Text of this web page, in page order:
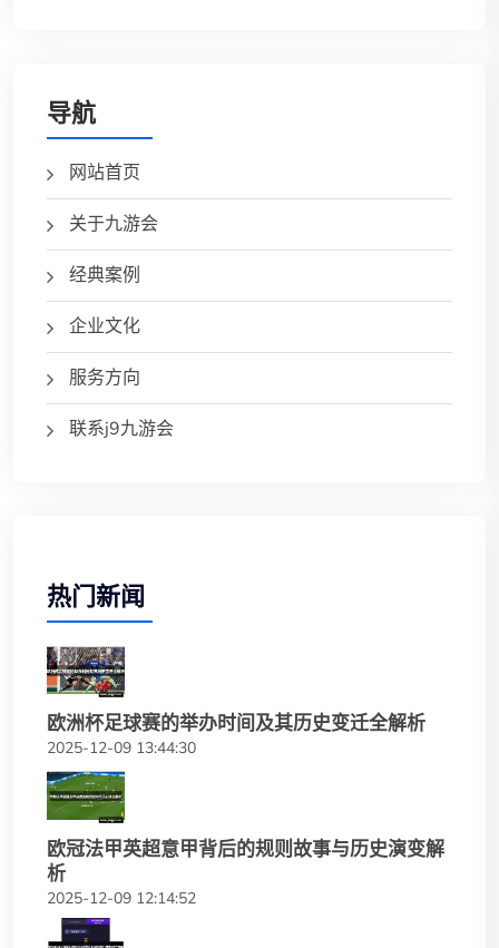
导航
网站首页
关于九游会
经典案例
企业文化
服务方向
联系j9九游会
热门新闻
欧洲杯足球赛的举办时间及其历史变迁全解析
2025-12-09 13:44:30
欧冠法甲英超意甲背后的规则故事与历史演变解
析
2025-12-09 12:14:52